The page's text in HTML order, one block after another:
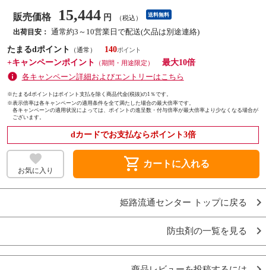
販売価格 15,444 円 （税込） 送料無料
出荷目安： 通常約3～10営業日で配送(欠品は別途連絡)
たまるdポイント
（通常）
140
+キャンペーンポイント
（期間・用途限定）
最大10倍
各キャンペーン詳細およびエントリーはこちら
※たまるdポイントはポイント支払を除く商品代金(税抜)の1％です。
※表示倍率は各キャンペーンの適用条件を全て満たした場合の最大倍率です。
各キャンペーンの適用状況によっては、ポイントの進呈数・付与倍率が最大倍率より少なくなる場合が
ございます。
dカードでお支払ならポイント3倍
お気に入り shopping_cart カートに入れる
姫路流通センター トップに戻る
防虫剤の一覧を見る